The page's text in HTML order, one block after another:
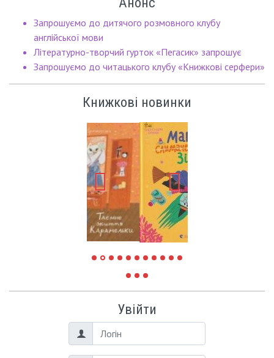
Запрошуємо до дитячого розмовного клубу
англійської мови
Літературно-творчий гурток «Пегасик» запрошує
Запрошуємо до читацького клубу «Книжкові серфери»
Книжкові новинки
Увійти
Логін